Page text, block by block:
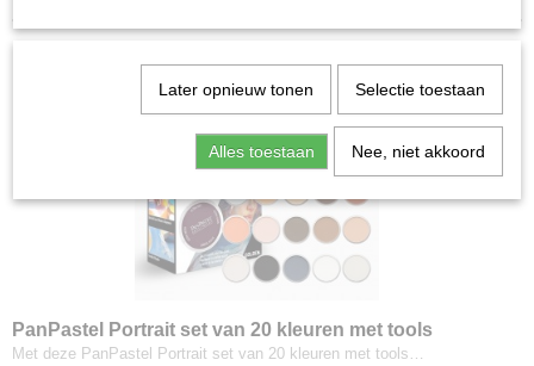
Nieuw
PanPastel Portrait set van 20 kleuren met tools
Met deze PanPastel Portrait set van 20 kleuren met tools…
Later opnieuw tonen Selectie toestaan
Alles toestaan Nee, niet akkoord